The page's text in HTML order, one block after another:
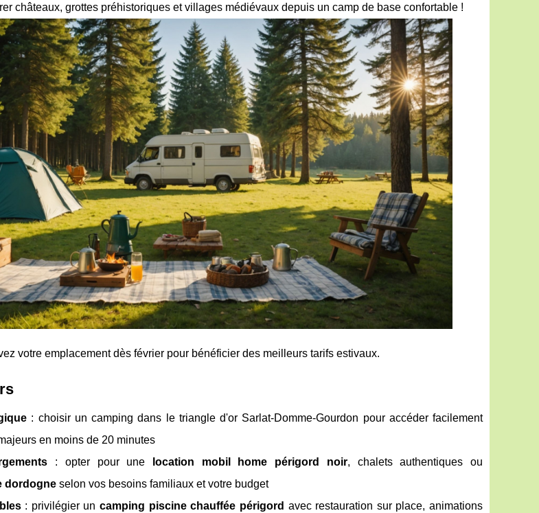
châteaux, grottes préhistoriques et villages médiévaux depuis un camp de base confortable !
votre emplacement dès février pour bénéficier des meilleurs tarifs estivaux.
: choisir un camping dans le triangle d'or Sarlat-Domme-Gourdon pour accéder facilement
en moins de 20 minutes
: opter pour une location mobil home périgord noir, chalets authentiques ou
dordogne selon vos besoins familiaux et votre budget
: privilégier uncamping piscine chauffée périgord avec restauration sur place, animations